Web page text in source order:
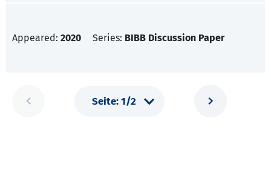
Appeared: 2020 Series: BIBB Discussion Paper